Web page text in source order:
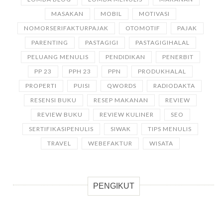
MASAKAN
MOBIL
MOTIVASI
NOMORSERIFAKTURPAJAK
OTOMOTIF
PAJAK
PARENTING
PASTAGIGI
PASTAGIGIHALAL
PELUANG MENULIS
PENDIDIKAN
PENERBIT
PP 23
PPH 23 PPN
PRODUKHALAL
PROPERTI
PUISI QWORDS
RADIODAKTA
RESENSI BUKU
RESEP MAKANAN
REVIEW
REVIEW BUKU
REVIEW KULINER
SEO
SERTIFIKASIPENULIS
SIWAK
TIPS MENULIS
TRAVEL
WEBEFAKTUR WISATA
PENGIKUT